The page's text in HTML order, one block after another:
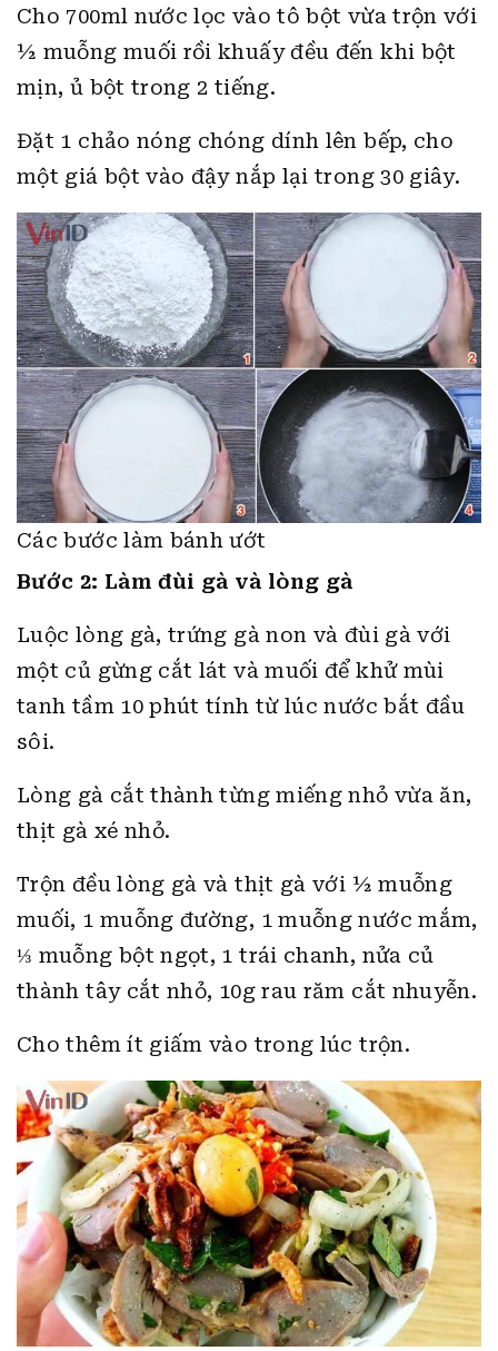
Cho 700ml nước lọc vào tô bột vừa trộn với
½ muỗng muối rồi khuấy đều đến khi bột
mịn, ủ bột trong 2 tiếng.
Đặt 1 chảo nóng chóng dính lên bếp, cho
một giá bột vào đậy nắp lại trong 30 giây.
Các bước làm bánh ướt
Bước 2: Làm đùi gà và lòng gà
Luộc lòng gà, trứng gà non và đùi gà với
một củ gừng cắt lát và muối để khử mùi
tanh tầm 10 phút tính từ lúc nước bắt đầu
sôi.
Lòng gà cắt thành từng miếng nhỏ vừa ăn,
thịt gà xé nhỏ.
Trộn đều lòng gà và thịt gà với ½ muỗng
muối, 1 muỗng đường, 1 muỗng nước mắm,
⅓ muỗng bột ngọt, 1 trái chanh, nửa củ
thành tây cắt nhỏ, 10g rau răm cắt nhuyễn.
Cho thêm ít giấm vào trong lúc trộn.